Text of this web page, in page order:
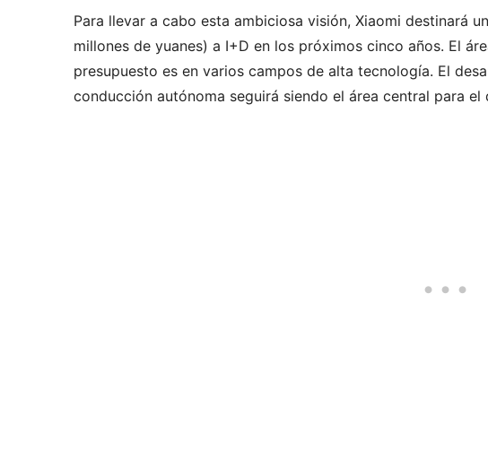
Para llevar a cabo esta ambiciosa visión, Xiaomi destinará
millones de yuanes) a I+D en los próximos cinco años. El
presupuesto es en varios campos de alta tecnología. El
conducción autónoma seguirá siendo el área central para